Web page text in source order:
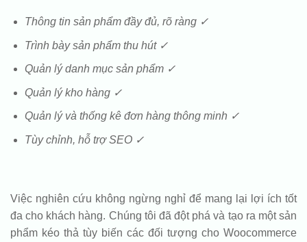
Thông tin sản phẩm đầy đủ, rõ ràng ✓
Trình bày sản phẩm thu hút ✓
Quản lý danh mục sản phẩm ✓
Quản lý kho hàng ✓
Quản lý và thống kê đơn hàng thông minh ✓
Tùy chỉnh, hỗ trợ SEO ✓
Việc nghiên cứu không ngừng nghỉ để mang lại lợi ích tốt
đa cho khách hàng. Chúng tôi đã đột phá và tạo ra một sản
phẩm kéo thả tùy biến các đối tượng cho Woocommerce